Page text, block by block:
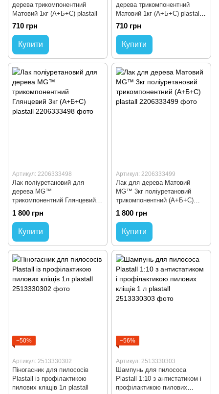
дерева трикомпонентний
Матовий 1кг (А+Б+С) plastall
710 грн
Купити
дерева трикомпонентний
Матовий 1кг (А+Б+С) plastall
Глянсова
710 грн
Купити
Артикул: 2206333498
Лак поліуретановий для
дерева MG™
трикомпонентний Глянцевий
3кг (А+Б+С) plastall
1 800 грн
Купити
Артикул: 2206333499
Лак для дерева Матовий
MG™ 3кг поліуретановий
трикомпонентний (А+Б+С)
plastall
1 800 грн
Купити
−50%
Артикул: 2513330302
Піногасник для пилососів
Plastall із профілактикою
пилових кліщів 1л plastall
−56%
Артикул: 2513330303
Шампунь для пилососа
Plastall 1:10 з антистатиком і
профілактикою пилових